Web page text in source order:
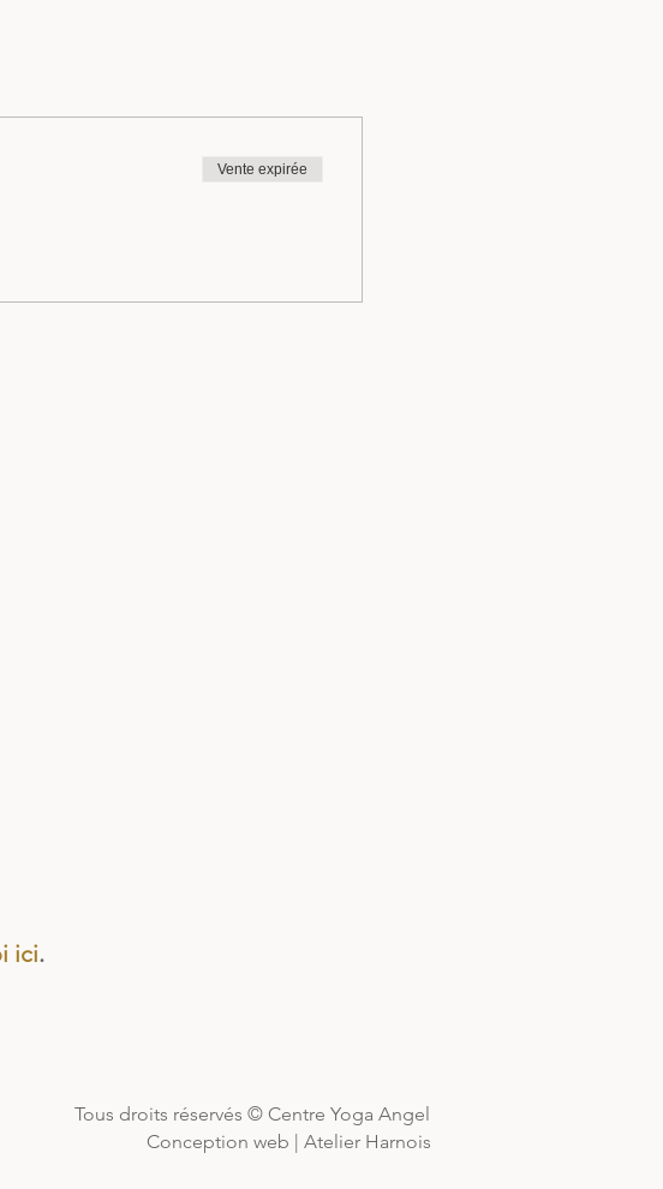
Vente expirée
ici.
Tous droits réservés © Centre Yoga Angel
Conception web | Atelier Harnois